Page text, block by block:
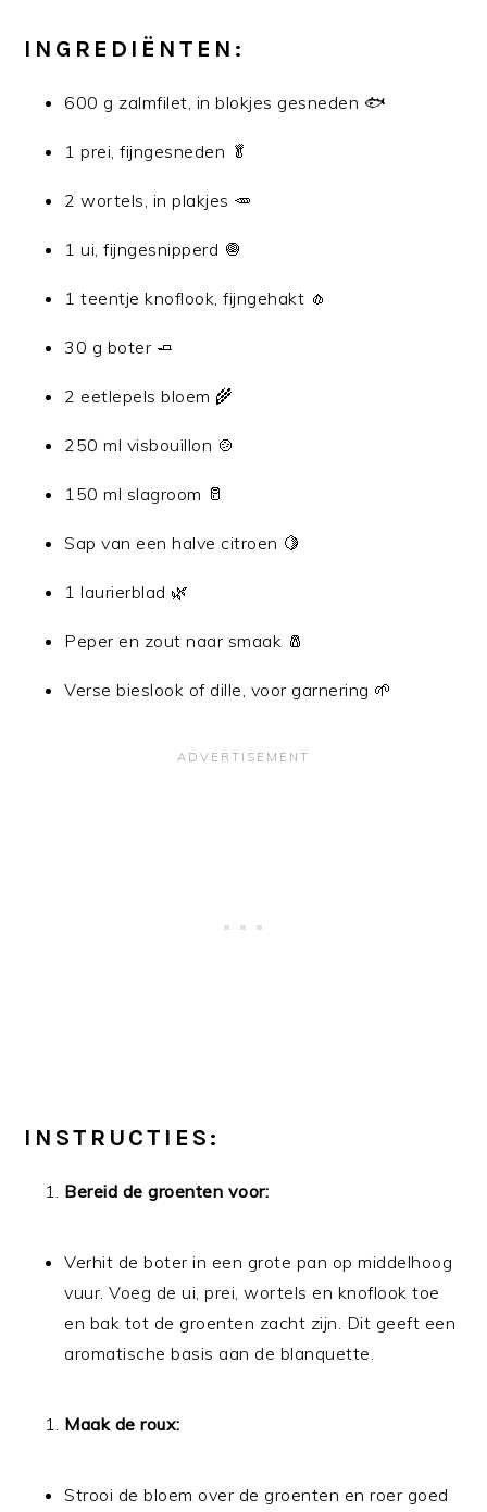
INGREDIËNTEN:
600 g zalmfilet, in blokjes gesneden 🐟
1 prei, fijngesneden 🥬
2 wortels, in plakjes 🥕
1 ui, fijngesnipperd 🧅
1 teentje knoflook, fijngehakt 🧄
30 g boter 🧈
2 eetlepels bloem 🌾
250 ml visbouillon 🍲
150 ml slagroom 🥛
Sap van een halve citroen 🍋
1 laurierblad 🌿
Peper en zout naar smaak 🧂
Verse bieslook of dille, voor garnering 🌱
INSTRUCTIES:
Bereid de groenten voor:
Verhit de boter in een grote pan op middelhoog
vuur. Voeg de ui, prei, wortels en knoflook toe
en bak tot de groenten zacht zijn. Dit geeft een
aromatische basis aan de blanquette.
Maak de roux:
Strooi de bloem over de groenten en roer goed